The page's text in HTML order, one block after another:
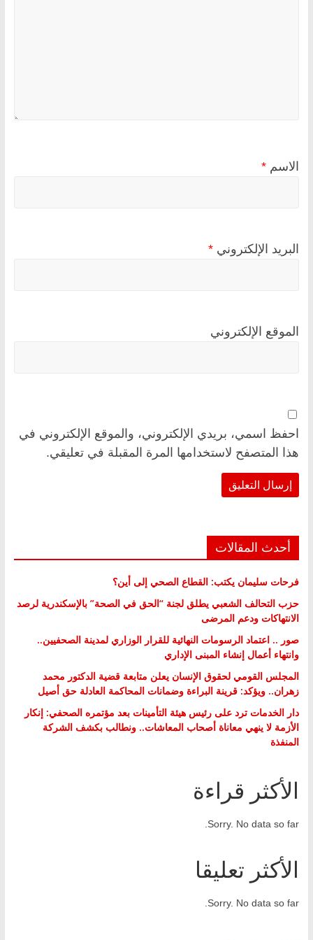
الاسم *
البريد الإلكتروني *
الموقع الإلكتروني
احفظ اسمي، بريدي الإلكتروني، والموقع الإلكتروني في
هذا المتصفح لاستخدامها المرة المقبلة في تعليقي.
أحدث المقالات
فرحات سليمان يكتب: القطاع الصحي إلى أين؟
حزب التحالف الشعبي يطلق لجنة “الحق في الصحة” بالإسكندرية لرصد
الانتهاكات ودعم المرضى
صور .. اعتماد الرسومات النهائية للقرار الوزاري لمدينة الصحفيين..
وانتهاء أعمال إنشاء المبنى الإداري
المجلس القومي لحقوق الإنسان يعلن متابعة قضية الدكتور محمد
زهران.. ويؤكد: قرينة البراءة وضمانات المحاكمة العادلة حق أصيل
دار الخدمات ترد على رئيس هيئة التأمينات بعد مؤتمره الصحفي: إنكار
الأزمة لا ينهي معاناة أصحاب المعاشات.. ونطالب بكشف الشركة
المنفذة
الأكثر قراءة
Sorry. No data so far.
الأكثر تعليقا
Sorry. No data so far.